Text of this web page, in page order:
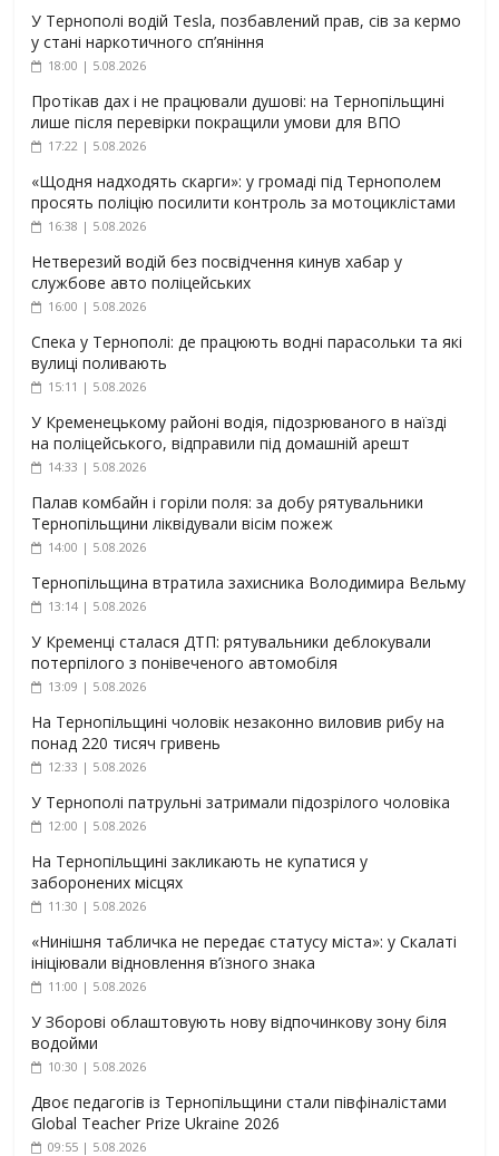
У Тернополі водій Tesla, позбавлений прав, сів за кермо
у стані наркотичного сп’яніння
18:00 | 5.08.2026
Протікав дах і не працювали душові: на Тернопільщині
лише після перевірки покращили умови для ВПО
17:22 | 5.08.2026
«Щодня надходять скарги»: у громаді під Тернополем
просять поліцію посилити контроль за мотоциклістами
16:38 | 5.08.2026
Нетверезий водій без посвідчення кинув хабар у
службове авто поліцейських
16:00 | 5.08.2026
Спека у Тернополі: де працюють водні парасольки та які
вулиці поливають
15:11 | 5.08.2026
У Кременецькому районі водія, підозрюваного в наїзді
на поліцейського, відправили під домашній арешт
14:33 | 5.08.2026
Палав комбайн і горіли поля: за добу рятувальники
Тернопільщини ліквідували вісім пожеж
14:00 | 5.08.2026
Тернопільщина втратила захисника Володимира Вельму
13:14 | 5.08.2026
У Кременці сталася ДТП: рятувальники деблокували
потерпілого з понівеченого автомобіля
13:09 | 5.08.2026
На Тернопільщині чоловік незаконно виловив рибу на
понад 220 тисяч гривень
12:33 | 5.08.2026
У Тернополі патрульні затримали підозрілого чоловіка
12:00 | 5.08.2026
На Тернопільщині закликають не купатися у
заборонених місцях
11:30 | 5.08.2026
«Нинішня табличка не передає статусу міста»: у Скалаті
ініціювали відновлення в’їзного знака
11:00 | 5.08.2026
У Зборові облаштовують нову відпочинкову зону біля
водойми
10:30 | 5.08.2026
Двоє педагогів із Тернопільщини стали півфіналістами
Global Teacher Prize Ukraine 2026
09:55 | 5.08.2026